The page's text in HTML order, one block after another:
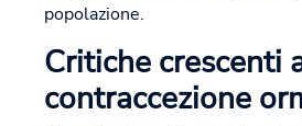
popolazione.
Critiche crescenti
contraccezione